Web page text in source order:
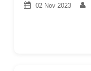
02 Nov 2023